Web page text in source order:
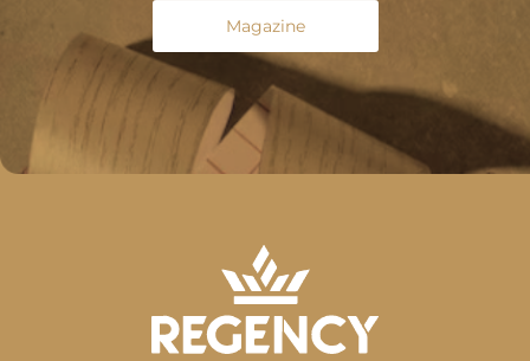
Magazine